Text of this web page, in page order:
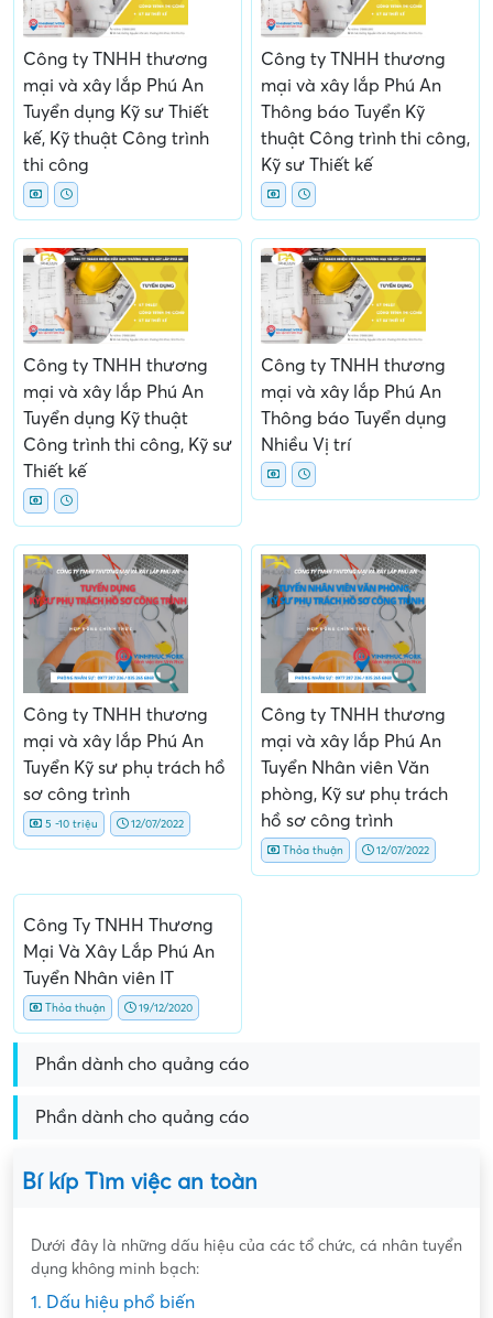
Công ty TNHH thương
mại và xây lắp Phú An
Tuyển dụng Kỹ sư Thiết
kế, Kỹ thuật Công trình
thi công
Công ty TNHH thương
mại và xây lắp Phú An
Thông báo Tuyển Kỹ
thuật Công trình thi công,
Kỹ sư Thiết kế
Công ty TNHH thương
mại và xây lắp Phú An
Tuyển dụng Kỹ thuật
Công trình thi công, Kỹ sư
Thiết kế
Công ty TNHH thương
mại và xây lắp Phú An
Thông báo Tuyển dụng
Nhiều Vị trí
Công ty TNHH thương
mại và xây lắp Phú An
Tuyển Kỹ sư phụ trách hồ
sơ công trình
5 -10 triệu 12/07/2022
Công ty TNHH thương
mại và xây lắp Phú An
Tuyển Nhân viên Văn
phòng, Kỹ sư phụ trách
hồ sơ công trình
Thỏa thuận 12/07/2022
Công Ty TNHH Thương
Mại Và Xây Lắp Phú An
Tuyển Nhân viên IT
Thỏa thuận 19/12/2020
Phần dành cho quảng cáo
Phần dành cho quảng cáo
Bí kíp Tìm việc an toàn
Dưới đây là những dấu hiệu của các tổ chức, cá nhân tuyển
dụng không minh bạch:
1. Dấu hiệu phổ biến